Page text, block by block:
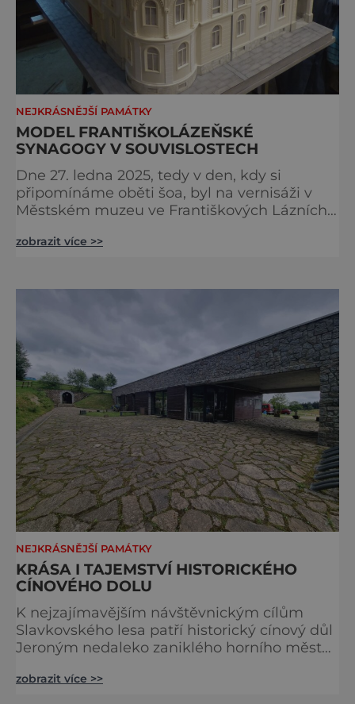
NEJKRÁSNĚJŠÍ PAMÁTKY
MODEL FRANTIŠKOLÁZEŇSKÉ
SYNAGOGY V SOUVISLOSTECH
Dne 27. ledna 2025, tedy v den, kdy si
připomínáme oběti šoa, byl na vernisáži v
Městském muzeu ve Františkových Lázních
nacisty zničena v roce 1938. Do lázeňského
některé události spojené s touto významnou
zobrazit více >>
NEJKRÁSNĚJŠÍ PAMÁTKY
KRÁSA I TAJEMSTVÍ HISTORICKÉHO
CÍNOVÉHO DOLU
K nejzajímavějším návštěvnickým cílům
Slavkovského lesa patří historický cínový důl
Jeroným nedaleko zaniklého horního města
středověku. Národní kulturní památka je
zobrazit více >>